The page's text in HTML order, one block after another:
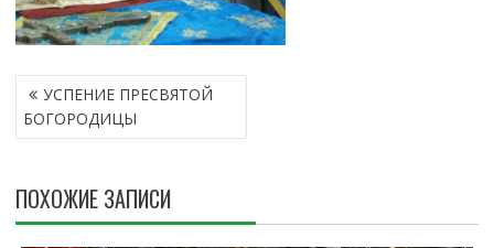
Н
А
В
Г
А
Ц
УСПЕНИЕ ПРЕСВЯТОЙ
БОГОРОДИЦЫ
ПОХОЖИЕ ЗАПИСИ